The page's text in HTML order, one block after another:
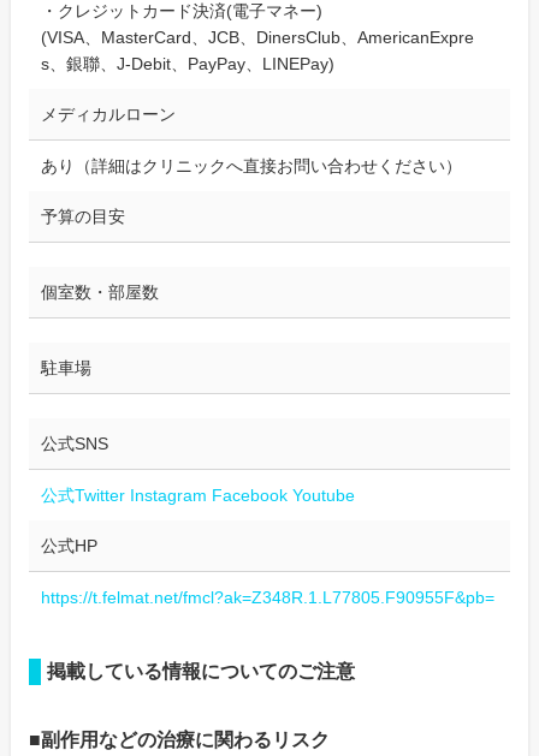
・クレジットカード決済(電子マネー)
(VISA、MasterCard、JCB、DinersClub、AmericanExpre
s、銀聯、J-Debit、PayPay、LINEPay)
メディカルローン
あり（詳細はクリニックへ直接お問い合わせください）
予算の目安
個室数・部屋数
駐車場
公式SNS
公式Twitter Instagram Facebook Youtube
公式HP
https://t.felmat.net/fmcl?ak=Z348R.1.L77805.F90955F&pb=
掲載している情報についてのご注意
■副作用などの治療に関わるリスク